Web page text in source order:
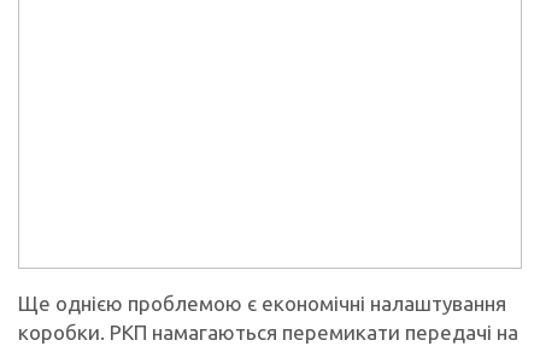
Ще однією проблемою є економічні налаштування
коробки. РКП намагаються перемикати передачі на